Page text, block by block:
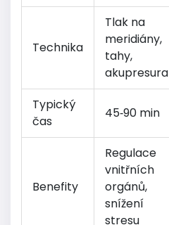
Technika
Tlak na
meridiány,
tahy,
akupresura
Typický
čas
45‑90 min
Benefity
Regulace
vnitřních
orgánů,
snížení
stresu